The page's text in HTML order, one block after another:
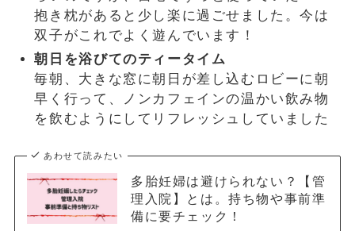
抱き枕があると少し楽に過ごせました。今は
双子がこれでよく遊んでいます！
朝日を浴びてのティータイム
毎朝、大きな窓に朝日が差し込むロビーに朝
早く行って、ノンカフェインの温かい飲み物
を飲むようにしてリフレッシュしていました
あわせて読みたい
多胎妊婦は避けられない？【管
理入院】とは。持ち物や事前準
備に要チェック！